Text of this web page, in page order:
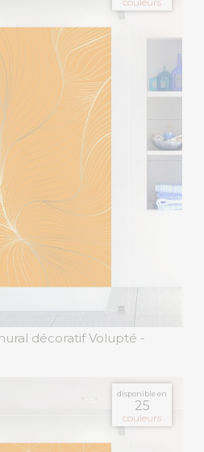
décoratif Volupté -
disponible en
25
couleurs